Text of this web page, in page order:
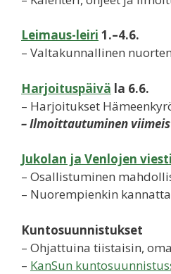
Leimaus-leiri 1.–4.6.
– Valtakunnallinen
Harjoituspäivä la 6.6.
– Harjoitukset
– Ilmoittautuminen
Jukolan ja Venlojen
– Osallistuminen
– Nuorempienkin
Kuntosuunnistukset
– Ohjattuina tiistaisin,
– KanSun